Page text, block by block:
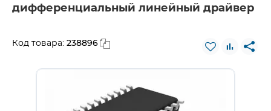
дифференциальный линейный драйвер
Код товара: 238896